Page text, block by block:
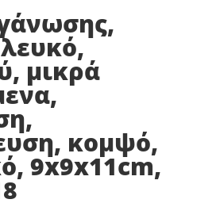
μικρά
κομψό,
9x9x11cm,